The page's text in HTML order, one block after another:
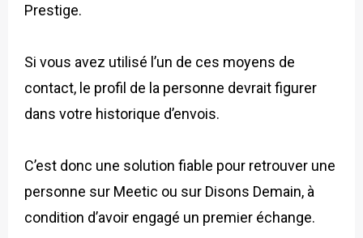
Prestige.
Si vous avez utilisé l’un de ces moyens de
contact, le profil de la personne devrait figurer
dans votre historique d’envois.
C’est donc une solution fiable pour retrouver une
personne sur Meetic ou sur Disons Demain, à
condition d’avoir engagé un premier échange.